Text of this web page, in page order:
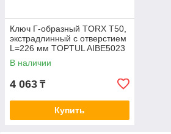
Ключ Г-образный TORX T50,
экстрадлинный с отверстием
L=226 мм TOPTUL AIBE5023
В наличии
4 063 ₸
Купить